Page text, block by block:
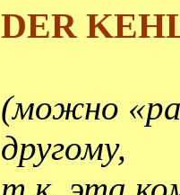
DER
(можно
другому,